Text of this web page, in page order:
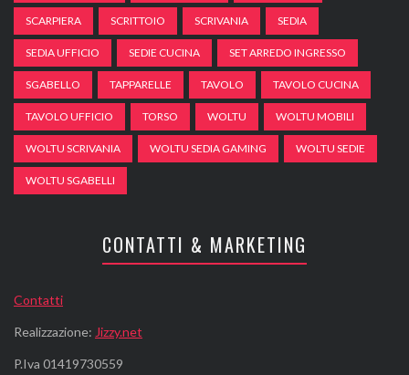
SCARPIERA SCRITTOIO SCRIVANIA SEDIA
SEDIA UFFICIO SEDIE CUCINA SET ARREDO INGRESSO
SGABELLO TAPPARELLE TAVOLO TAVOLO CUCINA
TAVOLO UFFICIO TORSO WOLTU WOLTU MOBILI
WOLTU SCRIVANIA WOLTU SEDIA GAMING WOLTU SEDIE
WOLTU SGABELLI
CONTATTI & MARKETING
Contatti
Realizzazione: Jizzy.net
P.Iva 01419730559